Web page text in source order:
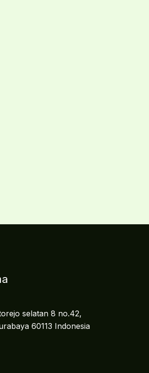
selatan 8 no.42,
60113 Indonesia